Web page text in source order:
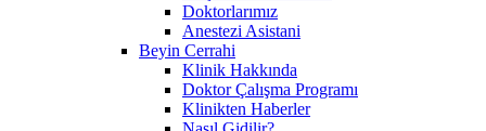
Doktorlarımız
Anestezi Asistani
Beyin Cerrahi
Klinik Hakkında
Doktor Çalışma Programı
Klinikten Haberler